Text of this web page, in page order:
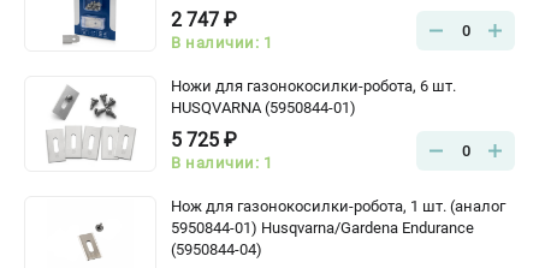
2 747 ₽
В наличии: 1
0
Ножи для газонокосилки-робота, 6 шт.
HUSQVARNA (5950844-01)
5 725 ₽
В наличии: 1
0
Нож для газонокосилки-робота, 1 шт. (аналог
5950844-01) Husqvarna/Gardena Endurance
(5950844-04)